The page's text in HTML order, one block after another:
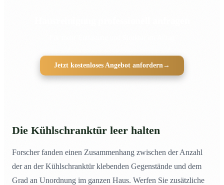
Jetzt kostenloses Angebot anfordern→
Die Kühlschranktür leer halten
Forscher fanden einen Zusammenhang zwischen der Anzahl
der an der Kühlschranktür klebenden Gegenstände und dem
Grad an Unordnung im ganzen Haus. Werfen Sie zusätzliche